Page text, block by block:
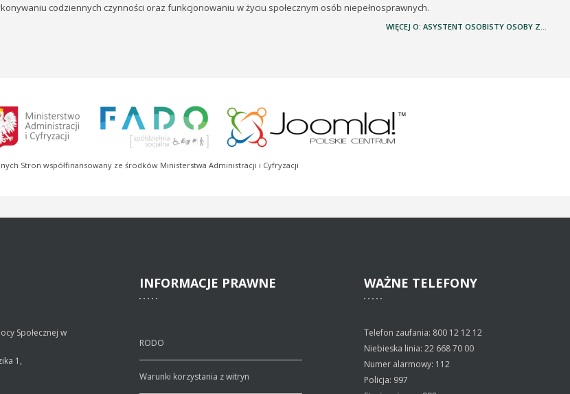
codziennych czynności oraz funkcjonowaniu w życiu społecznym osób niepełnosprawnych.
WIĘCEJ O: ASYSTENT OSOBISTY OSOBY Z...
Stron współfinansowany ze środków Ministerstwa Administracji i Cyfryzacji
Społecznej w
1,
INFORMACJE PRAWNE
RODO
Warunki korzystania z witryn
WAŻNE TELEFONY
Telefon zaufania: 800 12 12 12
Niebieska linia: 22 668 70 00
Numer alarmowy: 112
Policja: 997